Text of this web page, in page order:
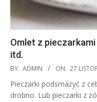
Omlet z pieczarkami
itd.
2025-
27
BY: ADMIN ON: 27
Pieczarki podsmażyć z
drobno. Lub pieczarki z